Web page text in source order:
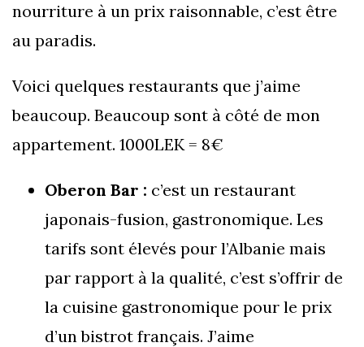
nourriture à un prix raisonnable, c’est être
au paradis.
Voici quelques restaurants que j’aime
beaucoup. Beaucoup sont à côté de mon
appartement. 1000LEK = 8€
Oberon Bar : c’est un restaurant
japonais-fusion, gastronomique. Les
tarifs sont élevés pour l’Albanie mais
par rapport à la qualité, c’est s’offrir de
la cuisine gastronomique pour le prix
d’un bistrot français. J’aime